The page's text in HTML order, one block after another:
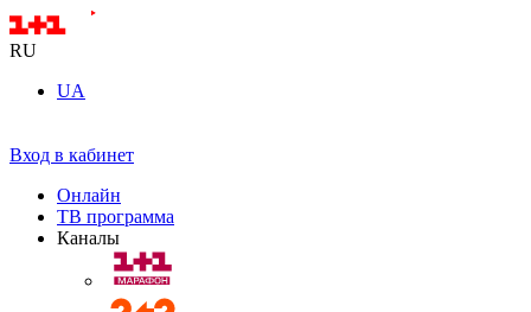
RU
UA
Вход в кабинет
Онлайн
ТВ программа
Каналы